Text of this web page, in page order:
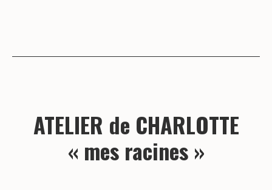
ATELIER de CHARLOTTE
« mes racines »